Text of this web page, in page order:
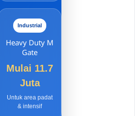
Industrial
Heavy Duty M
Gate
Mulai 11.7
Juta
Untuk area padat
& intensif